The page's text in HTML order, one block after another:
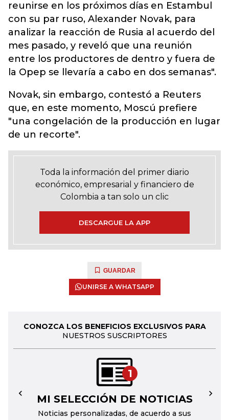
reunirse en los próximos días en Estambul
con su par ruso, Alexander Novak, para
analizar la reacción de Rusia al acuerdo del
mes pasado, y reveló que una reunión
entre los productores de dentro y fuera de
la Opep se llevaría a cabo en dos semanas".
Novak, sin embargo, contestó a Reuters
que, en este momento, Moscú prefiere
"una congelación de la producción en lugar
de un recorte".
Toda la información del primer diario
económico, empresarial y financiero de
Colombia a tan solo un clic
DESCARGUE LA APP
GUARDAR
UNIRSE A WHATSAPP
CONOZCA LOS BENEFICIOS EXCLUSIVOS PARA
NUESTROS SUSCRIPTORES
1
MI SELECCIÓN DE NOTICIAS
Noticias personalizadas, de acuerdo a sus
← →